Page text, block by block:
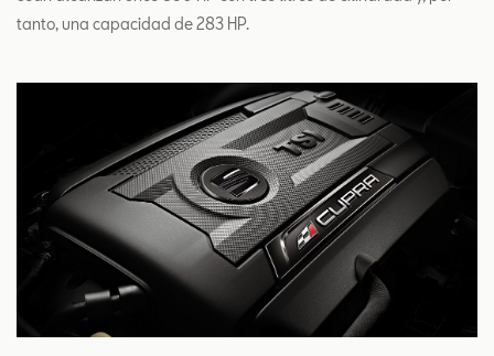
tanto, una capacidad de 283 HP.